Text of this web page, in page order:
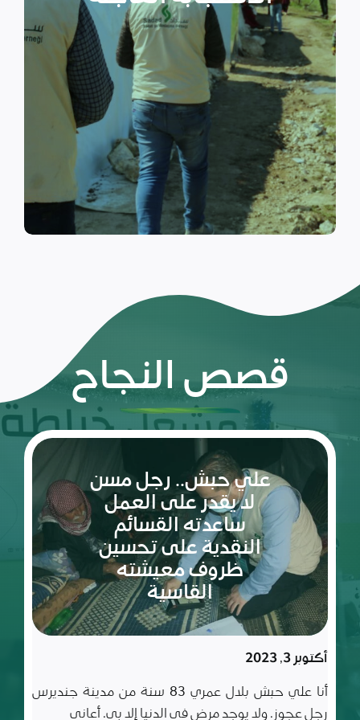
النزوح.
اقرأ المزيد
قصص النجاح
ريم:
شعلة
والإصرار
في عالم
مليء
بالتحديات
سبتمبر 10, 2023
ريم طفلة لم تكمل ربيعاها التاسع بعد، شعلة متوقدة
في العلم والأدب والأخلاق، تعيش مع أسرة تتألف من أب
وأم